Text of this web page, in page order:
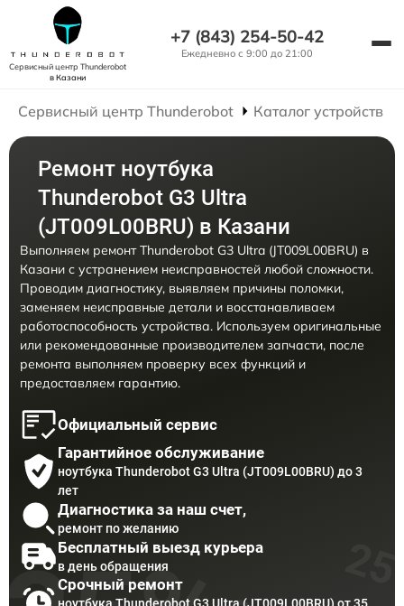
Сервисный центр Thunderobot
в Казани
+7 (843) 254-50-42
Ежедневно с 9:00 до 21:00
Сервисный центр Thunderobot Каталог устройств
Ремонт ноутбука
Thunderobot G3 Ultra
(JT009L00BRU) в Казани
Выполняем ремонт Thunderobot G3 Ultra (JT009L00BRU) в
Казани с устранением неисправностей любой сложности.
Проводим диагностику, выявляем причины поломки,
заменяем неисправные детали и восстанавливаем
работоспособность устройства. Используем оригинальные
или рекомендованные производителем запчасти, после
ремонта выполняем проверку всех функций и
предоставляем гарантию.
Официальный сервис
Гарантийное обслуживание
ноутбука Thunderobot G3 Ultra (JT009L00BRU) до 3
лет
Диагностика за наш счет,
ремонт по желанию
Бесплатный выезд курьера
в день обращения
Срочный ремонт